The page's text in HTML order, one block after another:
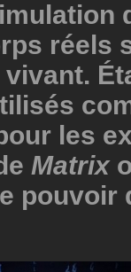
réels
les
Matrix
pouvoir